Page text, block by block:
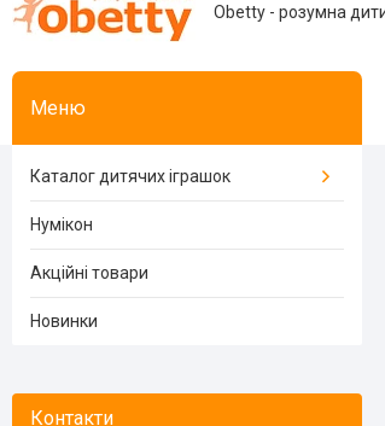
Obetty - розумна
Каталог дитячих іграшок
Нумікон
Акційні товари
Новинки